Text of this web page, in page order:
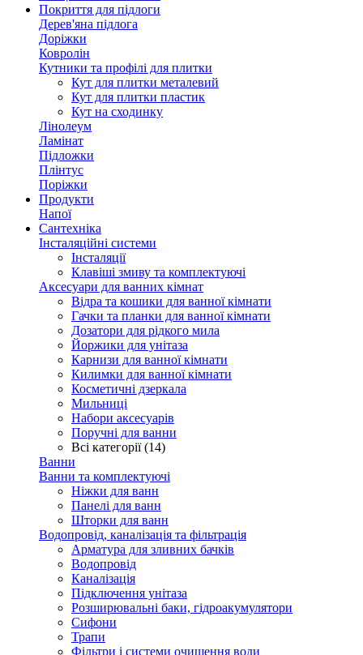
Покриття для підлоги
Дерев'яна підлога
Доріжки
Ковролін
Кутники та профілі для плитки
Кут для плитки металевий
Кут для плитки пластик
Кут на сходинку
Лінолеум
Ламінат
Підложки
Плінтус
Поріжки
Продукти
Напої
Сантехніка
Інсталяційні системи
Інсталяції
Клавіші змиву та комплектуючі
Аксесуари для ванних кімнат
Відра та кошики для ванної кімнати
Гачки та планки для ванної кімнати
Дозатори для рідкого мила
Йоржики для унітаза
Карнизи для ванної кімнати
Килимки для ванної кімнати
Косметичні дзеркала
Мильниці
Набори аксесуарів
Поручні для ванни
Всі категорії (14)
Ванни
Ванни та комплектуючі
Ніжки для ванн
Панелі для ванн
Шторки для ванн
Водопровід, каналізація та фільтрація
Арматура для зливних бачків
Водопровід
Каналізація
Підключення унітаза
Розширювальні баки, гідроакумулятори
Сифони
Трапи
Фільтри і системи очищення води